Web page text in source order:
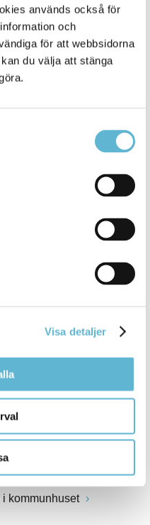
används också för
och
för att webbsidorna
du välja att stänga
Visa detaljer
1645
kommunhuset